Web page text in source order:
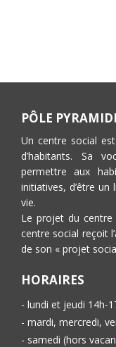
PÔLE
Un centre social
d’habitants. Sa
permettre aux
initiatives, d’être
vie.
Le projet du centre
centre social reçoit
de son « projet
HORAIRES
- lundi et jeudi 14h-
- mardi, mercredi,
- samedi (hors